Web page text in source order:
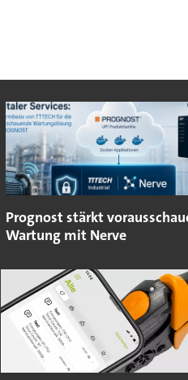
Prognost stärkt
Wartung mit Nerve